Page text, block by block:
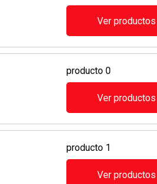
Ver productos
producto 0
Ver productos
producto 1
Ver productos